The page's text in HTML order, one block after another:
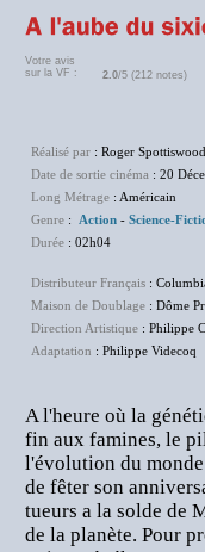
Votre avis
sur la VF :
2.0/5 (212 notes)
Réalisé par : Roger
Date de sortie cinéma : 20
Long Métrage : Américain
Genre : Action - Science-
Durée : 02h04
Distributeur Français :
Maison de Doublage : Dôme
Direction Artistique : Philippe
Adaptation : Philippe Videcoq
A l'heure où la
fin aux famines, le
l'évolution du
de fêter son
tueurs a la solde de
de la planète. Pour